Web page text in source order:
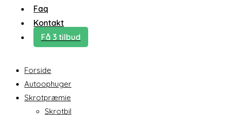
Faq
Kontakt
Få 3 tilbud
Forside
Autoophuger
Skrotpræmie
Skrotbil